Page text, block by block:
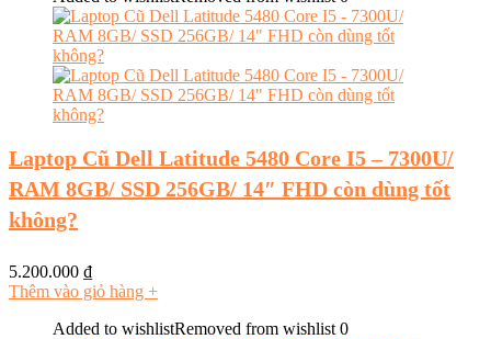
Laptop Cũ Dell Latitude 5480 Core I5 – 7300U/
RAM 8GB/ SSD 256GB/ 14″ FHD còn dùng tốt
không?
5.200.000 ₫
Thêm vào giỏ hàng +
Added to wishlistRemoved from wishlist 0